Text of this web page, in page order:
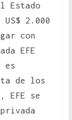
Estado
2.000
con
EFE
es
de los
EFE se